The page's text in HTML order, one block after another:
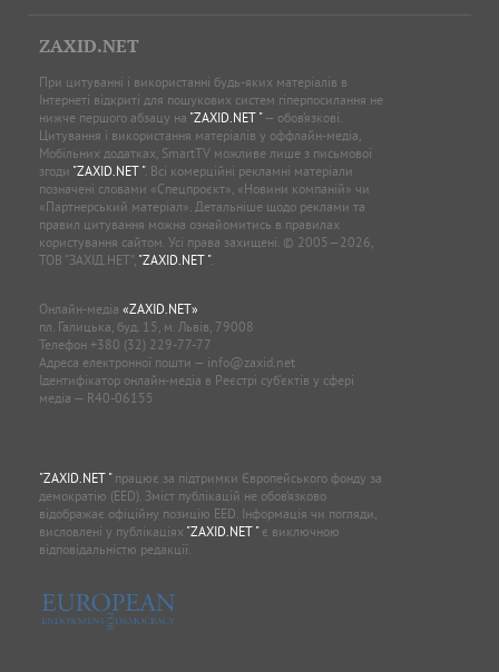
ZAXID.NET
При цитуванні і використанні будь-яких матеріалів в
Інтернеті відкриті для пошукових систем гіперпосилання не
нижче першого абзацу на "ZAXID.NET "— обов’язкові.
Цитування і використання матеріалів у оффлайн-медіа,
Мобільних додатках, SmartTV можливе лише з письмової
згоди "ZAXID.NET ". Всі комерційні рекламні матеріали
позначені словами «Спецпроєкт», «Новини компаній» чи
«Партнерський матеріал». Детальніше щодо реклами та
правил цитування можна ознайомитись в правилах
користування сайтом. Усі права захищені. © 2005—2026,
ТОВ “ЗАХІД.НЕТ”, "ZAXID.NET ".
Онлайн-медіа «ZAXID.NET»
пл. Галицька, буд. 15, м. Львів, 79008
Телефон +380 (32) 229-77-77
Адреса електронної пошти — info@zaxid.net
Ідентифікатор онлайн-медіа в Реєстрі суб'єктів у сфері
медіа — R40-06155
"ZAXID.NET "працює за підтримки Європейського фонду за
демократію (EED). Зміст публікацій не обов’язково
відображає офіційну позицію EED. Інформація чи погляди,
висловлені у публікаціях "ZAXID.NET "є виключною
відповідальністю редакції.